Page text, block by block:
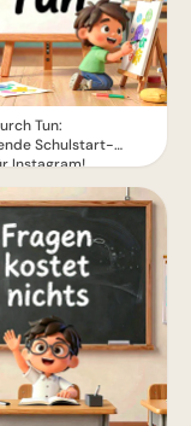
Tun:
Schulstart-
Instagram!